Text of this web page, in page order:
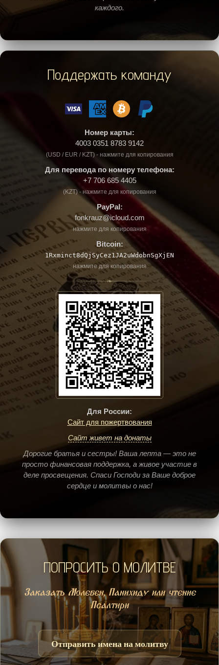
каждого.
Поддержать команду
Номер карты:
4003 0351 8783 9142
(USD / EUR / KZT) - нажмите для копирования
Для перевода по номеру телефона:
+7 706 685 4405
(KZT) - нажмите для копирования
PayPal:
fonkrauz@icloud.com
нажмите для копирования
Bitcoin:
1Rxminct8dQjSyCez1JA2uWdobnSgXjEN
нажмите для копирования
❧
Для России:
Сайт для пожертвования
Сайт живет на донаты
Дорогие братья и сестры! Ваша лепта — это не
просто финансовая поддержка, а живое участие в
деле просвещения. Спаси Господи за Ваше доброе
сердце и молитвы о нас!
ПОПРОСИТЬ О МОЛИТВЕ
Заказать Молебен, Панихиду или чтение
Псалтири
Отправить имена на молитву